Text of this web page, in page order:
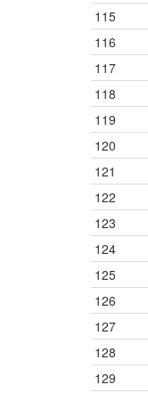
115
116
117
118
119
120
121
122
123
124
125
126
127
128
129